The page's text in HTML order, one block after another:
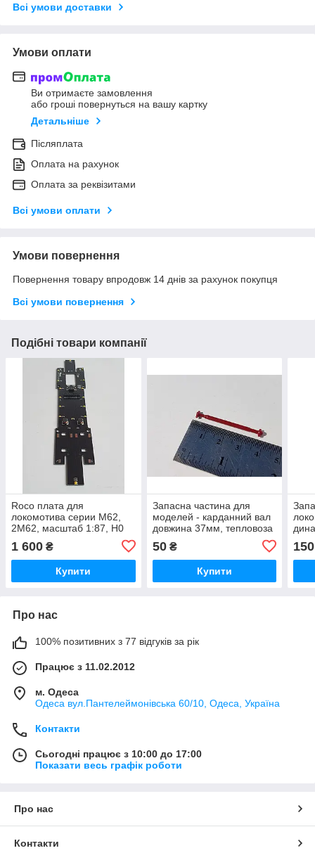
Всі умови доставки
Умови оплати
Ви отримаєте замовлення
або гроші повернуться на вашу картку
Детальніше
Післяплата
Оплата на рахунок
Оплата за реквізитами
Всі умови оплати
Умови повернення
Повернення товару впродовж 14 днів за рахунок покупця
Всі умови повернення
Подібні товари компанії
Roco плата для
локомотива серии M62,
2М62, масштаб 1:87, H0
1 600 ₴
Купити
Запасна частина для
моделей - карданний вал
довжина 37мм, тепловоза
масштабу 1/87, H0
50₴
Купити
1/
150
Про нас
100% позитивних з 77 відгуків за рік
Працює з 11.02.2012
м. Одеса
Одеса вул.Пантелеймонівська 60/10, Одеса, Україна
Контакти
Сьогодні працює з 10:00 до 17:00
Показати весь графік роботи
Про нас
Контакти